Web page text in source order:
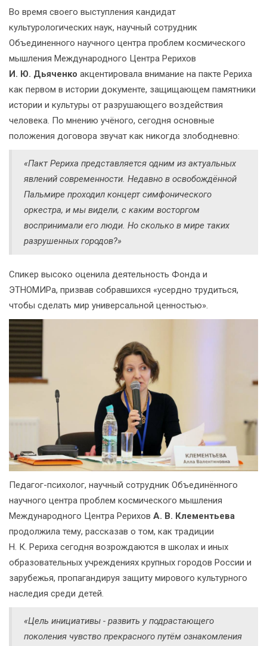
Во время своего выступления кандидат
культурологических наук, научный сотрудник
Объединенного научного центра проблем космического
мышления Международного Центра Рерихов
И. Ю. Дьяченко акцентировала внимание на пакте Рериха
как первом в истории документе, защищающем памятники
истории и культуры от разрушающего воздействия
человека. По мнению учёного, сегодня основные
положения договора звучат как никогда злободневно:
«Пакт Рериха представляется одним из актуальных
явлений современности. Недавно в освобождённой
Пальмире проходил концерт симфонического
оркестра, и мы видели, с каким восторгом
воспринимали его люди. Но сколько в мире таких
разрушенных городов?»
Спикер высоко оценила деятельность Фонда и
ЭТНОМИРа, призвав собравшихся «усердно трудиться,
чтобы сделать мир универсальной ценностью».
Педагог-психолог, научный сотрудник Объединённого
научного центра проблем космического мышления
Международного Центра Рерихов А. В. Клементьева
продолжила тему, рассказав о том, как традиции
Н. К. Рериха сегодня возрождаются в школах и иных
образовательных учреждениях крупных городов России и
зарубежья, пропагандируя защиту мирового культурного
наследия среди детей.
«Цель инициативы - развить у подрастающего
поколения чувство прекрасного путём ознакомления